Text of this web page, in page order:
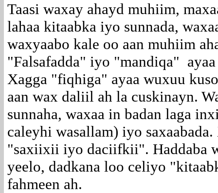
Taasi waxay ahayd muhiim,
lahaa kitaabka iyo sunnada,
waxyaabo kale oo aan muhiim
"Falsafadda" iyo "mandiqa"
Xagga "fiqhiga" ayaa wuxuu
aan wax daliil ah la cuskinayn.
sunnaha, waxaa in badan laga
caleyhi wasallam) iyo
"saxiixii iyo daciifkii". Haddaba
yeelo, dadkana loo celiyo
fahmeen ah.